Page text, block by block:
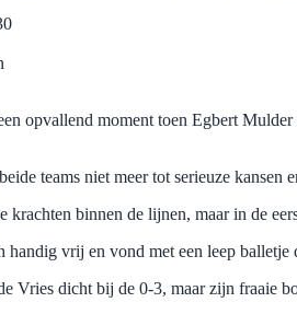
opvallend moment toen Egbert
teams niet meer tot serieuze kansen
binnen de lijnen, maar in de
handig vrij en vond met een leep
Vries dicht bij de 0-3, maar zijn fraaie